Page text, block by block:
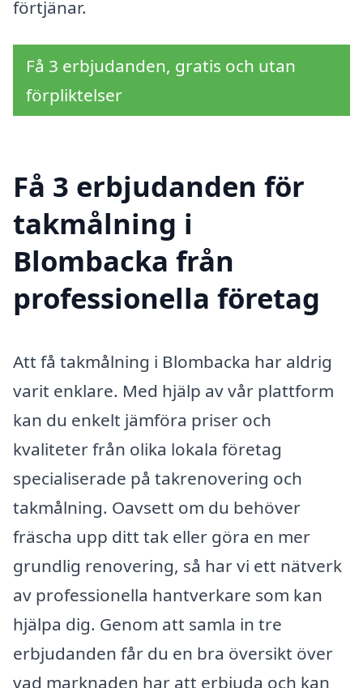
förtjänar.
Få 3 erbjudanden, gratis och utan
förpliktelser
Få 3 erbjudanden för
takmålning i
Blombacka från
professionella företag
Att få takmålning i Blombacka har aldrig
varit enklare. Med hjälp av vår plattform
kan du enkelt jämföra priser och
kvaliteter från olika lokala företag
specialiserade på takrenovering och
takmålning. Oavsett om du behöver
fräscha upp ditt tak eller göra en mer
grundlig renovering, så har vi ett nätverk
av professionella hantverkare som kan
hjälpa dig. Genom att samla in tre
erbjudanden får du en bra översikt över
vad marknaden har att erbjuda och kan